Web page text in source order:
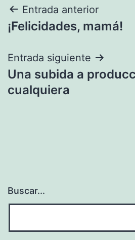
Navegación
de
entradas
Entrada anterior
¡Felicidades, mamá!
Entrada siguiente
Una subida a
cualquiera
Buscar...